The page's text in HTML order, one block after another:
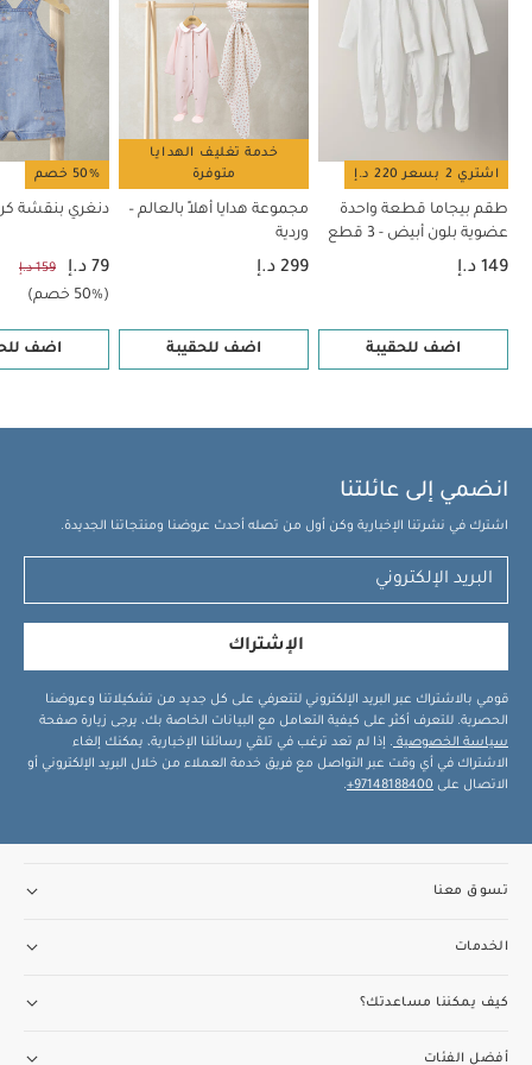
اشتري 2 بسعر 220 د.إ
طقم بيجاما قطعة واحدة
عضوية بلون أبيض - 3 قطع
149 د.إ
اضف للحقيبة
خدمة تغليف الهدايا
متوفرة
مجموعة هدايا أهلاً بالعالم –
وردية
299 د.إ
اضف للحقيبة
50% خصم
دنغري بنقشة
79 د.إ 159 د.إ
(50% خصم)
اضف
انضمي إلى عائلتنا
اشترك في نشرتنا الإخبارية وكن أول من تصله أحدث عروضنا ومنتجاتنا الجديدة.
الإشتراك
قومي بالاشتراك عبر البريد الإلكتروني لتتعرفي على كل جديد من تشكيلاتنا وعروضنا
الحصرية. للتعرف أكثر على كيفية التعامل مع البيانات الخاصة بك، يرجى زيارة صفحة
سياسة الخصوصية . إذا لم تعد ترغب في تلقي رسائلنا الإخبارية، يمكنك إلغاء
الاشتراك في أي وقت عبر التواصل مع فريق خدمة العملاء من خلال البريد الإلكتروني أو
الاتصال على 97148188400+
.
تسوق معنا
الخدمات
كيف يمكننا مساعدتك؟
أفضل الفئات